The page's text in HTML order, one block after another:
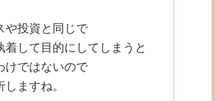
や投資と同じで
着して目的にしてしまうと
けではないので
ますね。